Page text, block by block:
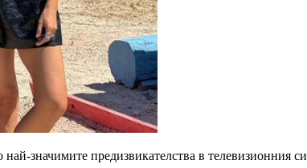
най-значимите предизвикателства в телевизионния